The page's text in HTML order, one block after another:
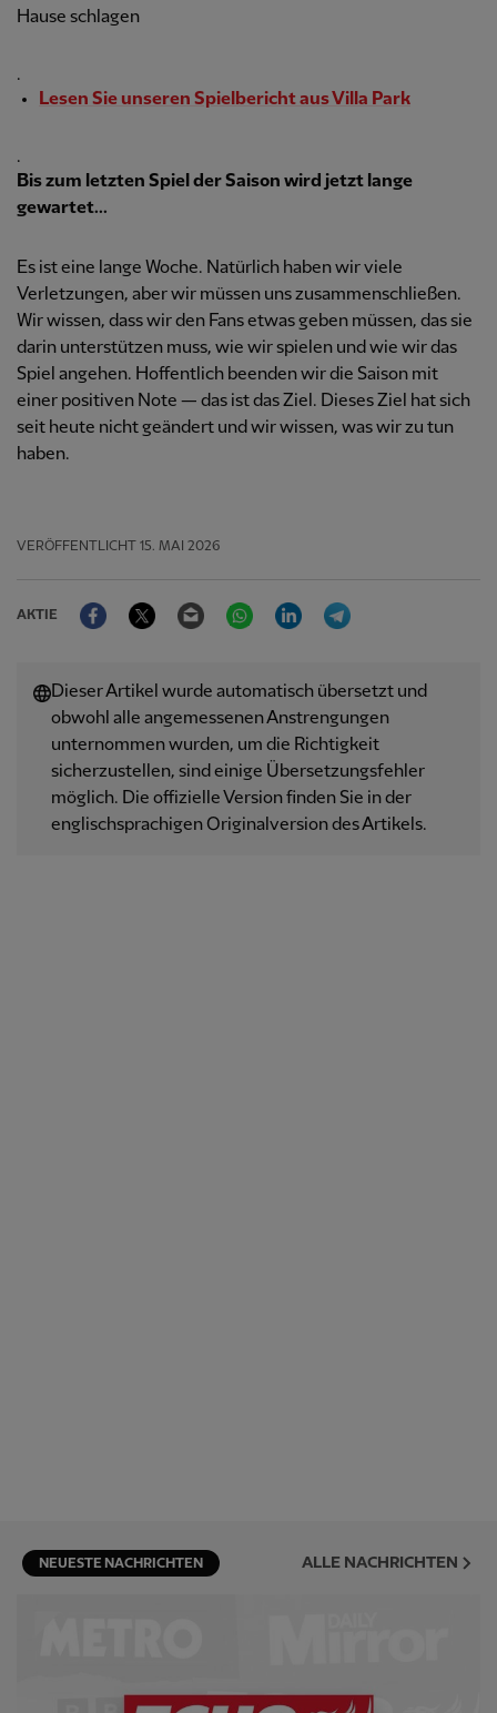
Hause schlagen
.
Lesen Sie unseren Spielbericht aus Villa Park
.
Bis zum letzten Spiel der Saison wird jetzt lange
gewartet...
Es ist eine lange Woche. Natürlich haben wir viele
Verletzungen, aber wir müssen uns zusammenschließen.
Wir wissen, dass wir den Fans etwas geben müssen, das sie
darin unterstützen muss, wie wir spielen und wie wir das
Spiel angehen. Hoffentlich beenden wir die Saison mit
einer positiven Note — das ist das Ziel. Dieses Ziel hat sich
seit heute nicht geändert und wir wissen, was wir zu tun
haben.
VERÖFFENTLICHT 15. MAI 2026
AKTIE
FacebookTwitter Email WhatsAppLinkedIn
Dieser Artikel wurde automatisch übersetzt und
obwohl alle angemessenen Anstrengungen
unternommen wurden, um die Richtigkeit
sicherzustellen, sind einige Übersetzungsfehler
möglich. Die offizielle Version finden Sie in der
englischsprachigen Originalversion des Artikels.
NEUESTE NACHRICHTEN ALLE NACHRICHTEN